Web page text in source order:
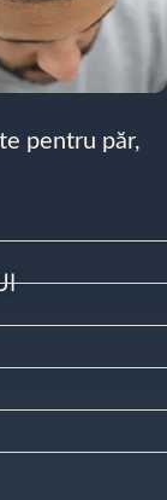
pentru păr,